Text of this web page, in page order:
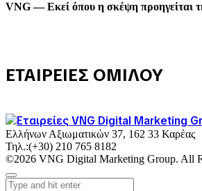
VNG — Εκεί όπου η σκέψη προηγείται
ΕΤΑΙΡΕΙΕΣ ΟΜΙΛΟΥ
Ελλήνων Αξιωματικών 37, 162 33 Καρέας
Τηλ.:(+30) 210 765 8182
©2026 VNG Digital Marketing Group. All